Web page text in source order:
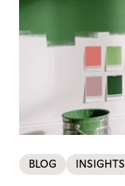
BLOG INSIGHTS